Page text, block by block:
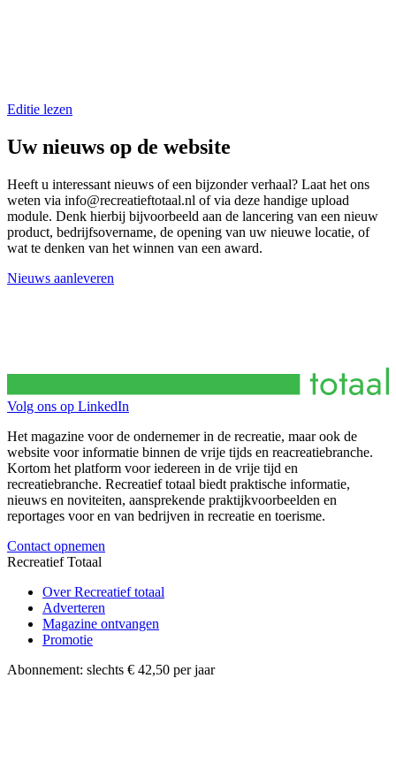
Editie lezen
Uw nieuws op de website
Heeft u interessant nieuws of een bijzonder verhaal? Laat het ons
weten via info@recreatieftotaal.nl of via deze handige upload
module. Denk hierbij bijvoorbeeld aan de lancering van een nieuw
product, bedrijfsovername, de opening van uw nieuwe locatie, of
wat te denken van het winnen van een award.
Nieuws aanleveren
Volg ons op LinkedIn
Het magazine voor de ondernemer in de recreatie, maar ook de
website voor informatie binnen de vrije tijds en reacreatiebranche.
Kortom het platform voor iedereen in de vrije tijd en
recreatiebranche. Recreatief totaal biedt praktische informatie,
nieuws en noviteiten, aansprekende praktijkvoorbeelden en
reportages voor en van bedrijven in recreatie en toerisme.
Contact opnemen
Recreatief Totaal
Over Recreatief totaal
Adverteren
Magazine ontvangen
Promotie
Abonnement: slechts € 42,50 per jaar